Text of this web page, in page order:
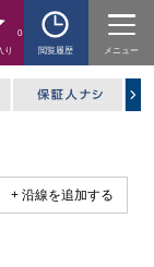
り
0
閲覧履歴
メニュー
沿線を追加する